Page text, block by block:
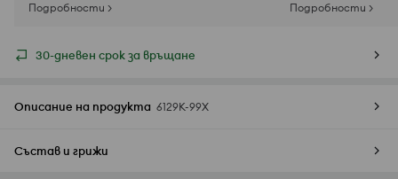
Подробности >
Подробности >
30-дневен срок за връщане
Описание на продукта 6129K-99X
Състав и грижи